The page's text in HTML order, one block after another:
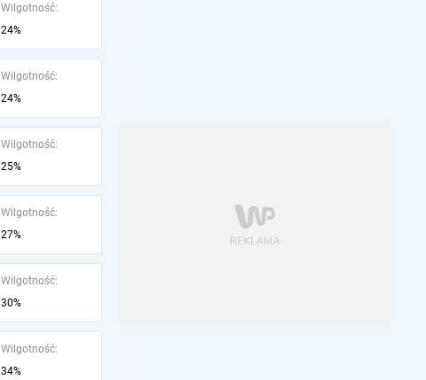
Wilgotność:
24%
Wilgotność:
24%
Wilgotność:
25%
Wilgotność:
27%
Wilgotność:
30%
Wilgotność:
34%